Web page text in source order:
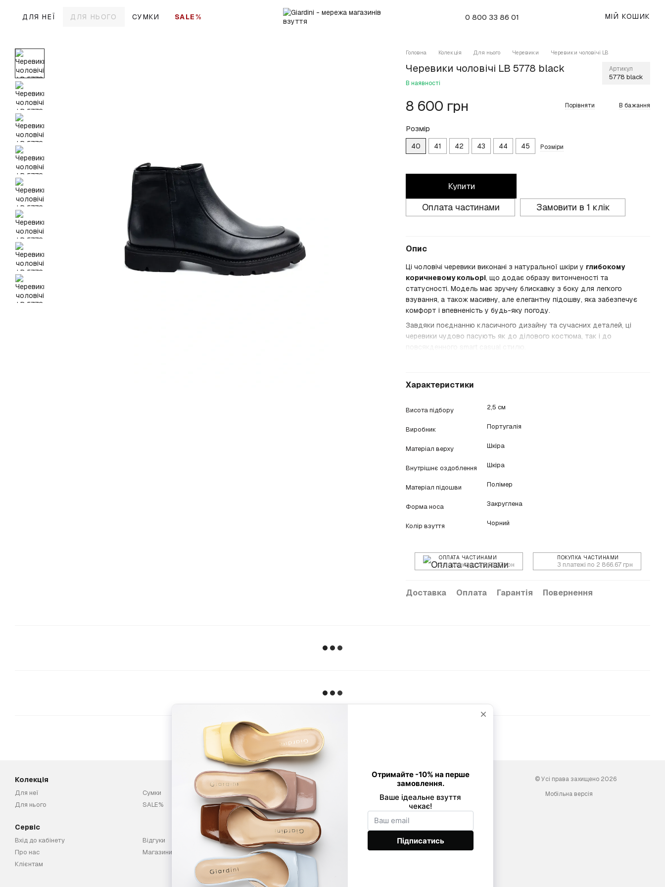
ДЛЯ НЕЇ
ДЛЯ НЬОГО СУМКИ SALE% 0 800 33 86 01 МІЙ КОШИК
Головна Колекція Для нього Черевики Черевики чоловічі LB
Черевики чоловічі LB 5778 black Артикул
5778 black
В наявності
8 600 грн Порівняти В бажання
Розмір
40 41 42 43 44 45 Розміри
Купити
Оплата частинами Замовити в 1 клік
Опис
Ці чоловічі черевики виконані з натуральної шкіри у глибокому
коричневому кольорі, що додає образу витонченості та
статусності. Модель має зручну блискавку з боку для легкого
взування, а також масивну, але елегантну підошву, яка забезпечує
комфорт і впевненість у будь-яку погоду.
Завдяки поєднанню класичного дизайну та сучасних деталей, ці
черевики чудово пасують як до ділового костюма, так і до
повсякденного smart casual стилю.
Характеристики
Висота підбору 2,5 см
Виробник Португалія
Матеріал верху Шкіра
Внутрішнє оздоблення Шкіра
Матеріал підошви Полімер
Форма носа Закруглена
Колір взуття Чорний
ОПЛАТА ЧАСТИНАМИ
3 платежі по 2 866.67 грн
ПОКУПКА ЧАСТИНАМИ
3 платежі по 2 866.67 грн
Доставка Оплата Гарантія Повернення
Колекція
Для неї
Для нього
Сумки
SALE%
Сервіс
Вхід до кабінету
Про нас
Клієнтам
Відгуки
Магазини
Контактна інформація
0 800 33 86 01
089 520-24-16
068 877-03-53
Передзвонити вам?
Viber
Telegram
office@giardini-shoes.com
Ми в соцмережах
© Усі права захищено 2026
Мобільна версія